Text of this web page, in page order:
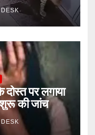
दोस्त पर लगाया
शुरू की जांच